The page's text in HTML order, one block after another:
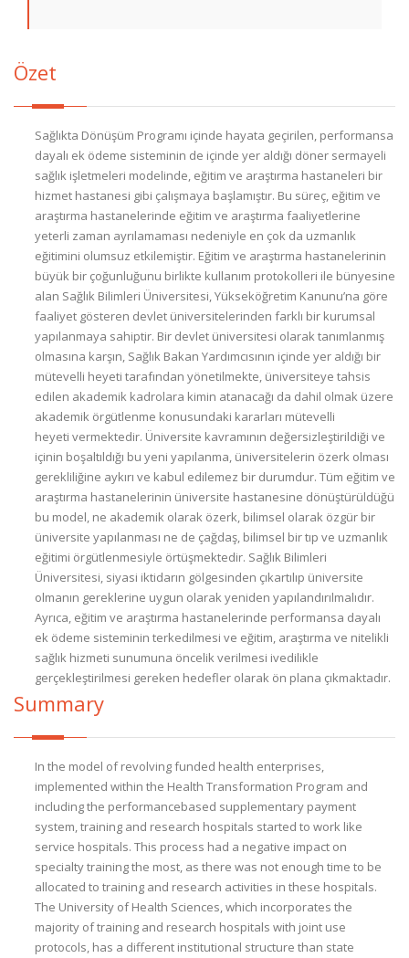
Özet
Sağlıkta Dönüşüm Programı içinde hayata geçirilen, performansa
dayalı ek ödeme sisteminin de içinde yer aldığı döner sermayeli
sağlık işletmeleri modelinde, eğitim ve araştırma hastaneleri bir
hizmet hastanesi gibi çalışmaya başlamıştır. Bu süreç, eğitim ve
araştırma hastanelerinde eğitim ve araştırma faaliyetlerine
yeterli zaman ayrılamaması nedeniyle en çok da uzmanlık
eğitimini olumsuz etkilemiştir. Eğitim ve araştırma hastanelerinin
büyük bir çoğunluğunu birlikte kullanım protokolleri ile bünyesine
alan Sağlık Bilimleri Üniversitesi, Yükseköğretim Kanunu’na göre
faaliyet gösteren devlet üniversitelerinden farklı bir kurumsal
yapılanmaya sahiptir. Bir devlet üniversitesi olarak tanımlanmış
olmasına karşın, Sağlık Bakan Yardımcısının içinde yer aldığı bir
mütevelli heyeti tarafından yönetilmekte, üniversiteye tahsis
edilen akademik kadrolara kimin atanacağı da dahil olmak üzere
akademik örgütlenme konusundaki kararları mütevelli
heyeti vermektedir. Üniversite kavramının değersizleştirildiği ve
içinin boşaltıldığı bu yeni yapılanma, üniversitelerin özerk olması
gerekliliğine aykırı ve kabul edilemez bir durumdur. Tüm eğitim ve
araştırma hastanelerinin üniversite hastanesine dönüştürüldüğü
bu model, ne akademik olarak özerk, bilimsel olarak özgür bir
üniversite yapılanması ne de çağdaş, bilimsel bir tıp ve uzmanlık
eğitimi örgütlenmesiyle örtüşmektedir. Sağlık Bilimleri
Üniversitesi, siyasi iktidarın gölgesinden çıkartılıp üniversite
olmanın gereklerine uygun olarak yeniden yapılandırılmalıdır.
Ayrıca, eğitim ve araştırma hastanelerinde performansa dayalı
ek ödeme sisteminin terkedilmesi ve eğitim, araştırma ve nitelikli
sağlık hizmeti sunumuna öncelik verilmesi ivedilikle
gerçekleştirilmesi gereken hedefler olarak ön plana çıkmaktadır.
Summary
In the model of revolving funded health enterprises,
implemented within the Health Transformation Program and
including the performancebased supplementary payment
system, training and research hospitals started to work like
service hospitals. This process had a negative impact on
specialty training the most, as there was not enough time to be
allocated to training and research activities in these hospitals.
The University of Health Sciences, which incorporates the
majority of training and research hospitals with joint use
protocols, has a different institutional structure than state